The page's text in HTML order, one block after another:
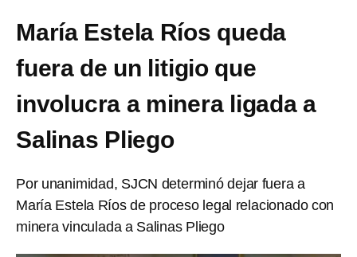
María Estela Ríos queda
fuera de un litigio que
involucra a minera ligada a
Salinas Pliego
Por unanimidad, SJCN determinó dejar fuera a
María Estela Ríos de proceso legal relacionado con
minera vinculada a Salinas Pliego